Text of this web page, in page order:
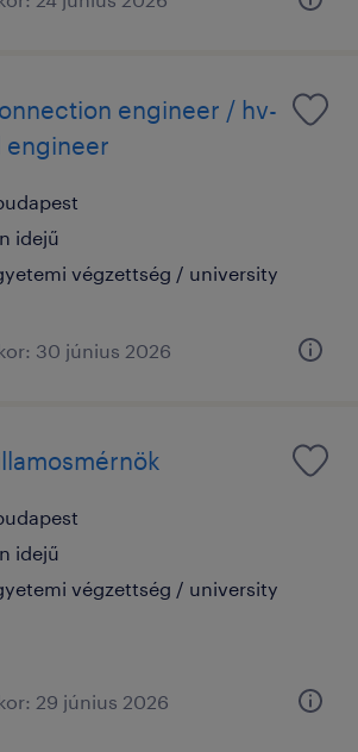
engineer / hv-
engineer
idejű
végzettség / university
30 június 2026
idejű
végzettség / university
29 június 2026